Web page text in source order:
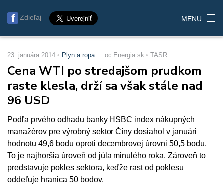
Zdieľaj MENU
23. januára 2014 Plyn a ropa od Energia.sk TASR
Cena WTI po stredajšom prudkom
raste klesla, drží sa však stále nad
96 USD
Podľa prvého odhadu banky HSBC index nákupných
manažérov pre výrobný sektor Číny dosiahol v januári
hodnotu 49,6 bodu oproti decembrovej úrovni 50,5 bodu.
To je najhoršia úroveň od júla minulého roka. Zároveň to
predstavuje pokles sektora, keďže rast od poklesu
oddeľuje hranica 50 bodov.